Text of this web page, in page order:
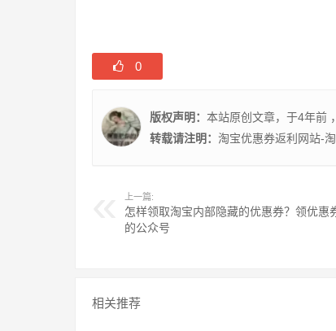
0
版权声明： 本站原创文章，于4年前
转载请注明： 淘宝优惠券返利网站-
上一篇:
怎样领取淘宝内部隐藏的优惠券？领优惠
的公众号
相关推荐